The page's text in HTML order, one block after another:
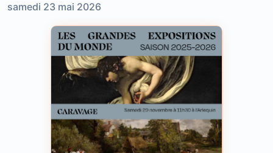
samedi 23 mai 2026